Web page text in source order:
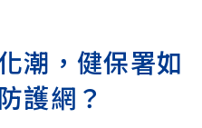
潮，健保署如
護網？